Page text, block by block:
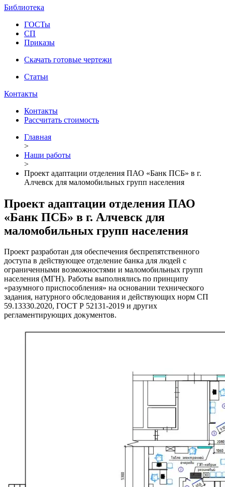
Библиотека
ГОСТы
СП
Приказы
Скачать готовые чертежи
Статьи
Контакты
Контакты
Рассчитать стоимость
Главная
>
Наши работы
>
Проект адаптации отделения ПАО «Банк ПСБ» в г.
Алчевск для маломобильных групп населения
Проект адаптации отделения ПАО
«Банк ПСБ» в г. Алчевск для
маломобильных групп населения
Проект разработан для обеспечения беспрепятственного
доступа в действующее отделение банка для людей с
ограниченными возможностями и маломобильных групп
населения (МГН). Работы выполнялись по принципу
«разумного приспособления» на основании технического
задания, натурного обследования и действующих норм СП
59.13330.2020, ГОСТ Р 52131-2019 и других
регламентирующих документов.